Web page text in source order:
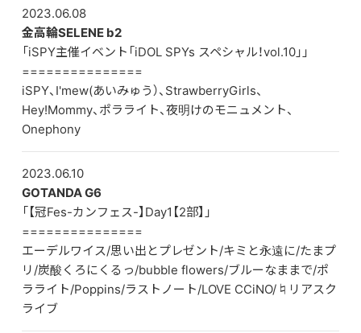
2023.06.08
金高輪SELENE b2
「iSPY主催イベント「iDOL SPYs スペシャル！vol.10」」
===============
iSPY、I'mew(あいみゅう）、StrawberryGirls、
Hey!Mommy、ポラライト、夜明けのモニュメント、
Onephony
2023.06.10
GOTANDA G6
「【冠Fes-カンフェス-】Day1【2部】」
===============
エーデルワイス/思い出とプレゼント/キミと永遠に/たまプ
リ/炭酸くろにくるっ/bubble flowers/ブルーなままで/ポ
ラライト/Poppins/ラストノート/LOVE CCiNO/♮リアスク
ライブ